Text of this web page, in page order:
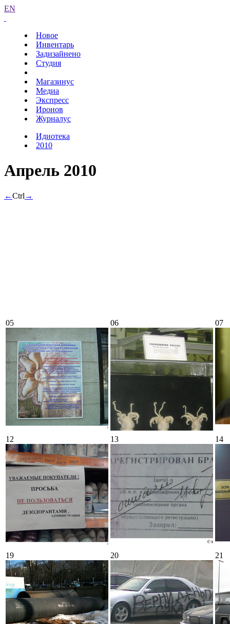
EN
Новое
Инвентарь
Задизайнено
Студия
Магазинус
Медиа
Экспресс
Иронов
Журналус
Идиотека
2010
Апрель 2010
←Ctrl →
05 06 07
12 13 14
19 20 21